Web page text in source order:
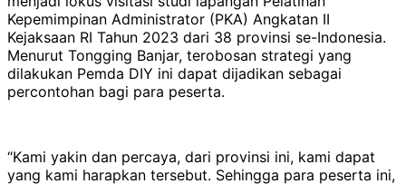
Kepemimpinan Administrator (PKA) Angkatan II
Kejaksaan RI Tahun 2023 dari 38 provinsi se-Indonesia.
Menurut Tongging Banjar, terobosan strategi yang
dilakukan Pemda DIY ini dapat dijadikan sebagai
percontohan bagi para peserta.
“Kami yakin dan percaya, dari provinsi ini, kami dapat
yang kami harapkan tersebut. Sehingga para peserta ini,